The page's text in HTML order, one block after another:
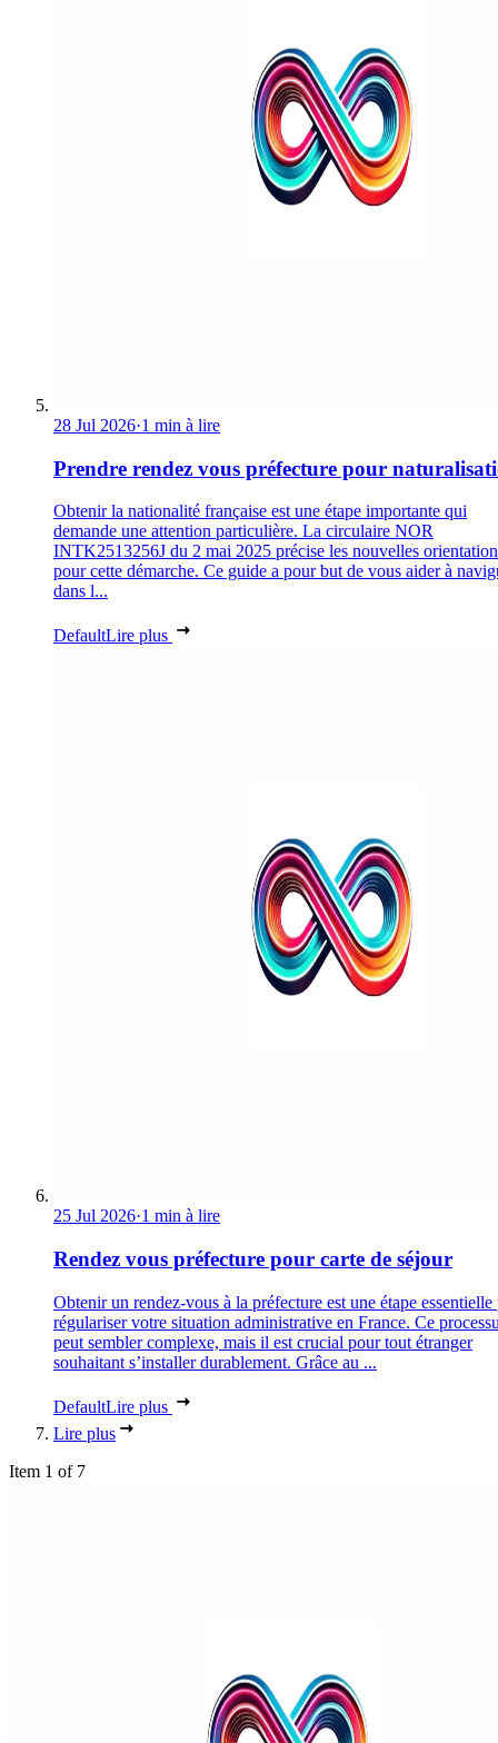
28 Jul 2026·1 min à lire
Prendre rendez vous préfecture pour
Obtenir la nationalité française est une étape importante qui
demande une attention particulière. La circulaire NOR
INTK2513256J du 2 mai 2025 précise les nouvelles
pour cette démarche. Ce guide a pour but de vous aider à
dans l...
DefaultLire plus
25 Jul 2026·1 min à lire
Rendez vous préfecture pour carte de séjour
Obtenir un rendez-vous à la préfecture est une étape essentielle
régulariser votre situation administrative en France. Ce
peut sembler complexe, mais il est crucial pour tout étranger
souhaitant s’installer durablement. Grâce au ...
DefaultLire plus
Lire plus
Item 1 of 7